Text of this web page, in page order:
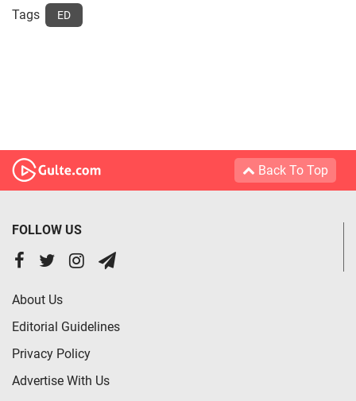
Tags ED
Back To Top
FOLLOW US
About Us
Editorial Guidelines
Privacy Policy
Advertise With Us